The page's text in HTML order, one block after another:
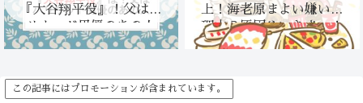
『大谷翔平役』！父はハ
リウッド男優のあの人
上！海老原まよい嫌いな
理由？原因やいきさつ！
この記事にはプロモーションが含まれています。